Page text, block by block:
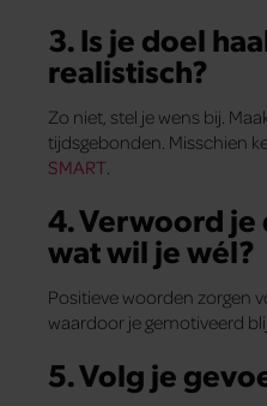
3. Is je doel
realistisch?
Zo niet, stel je wens bij.
tijdsgebonden. Misschien
SMART
4. Verwoord
wat wil je wél?
Positieve woorden zorgen
waardoor je gemotiveerd
5. Volg je